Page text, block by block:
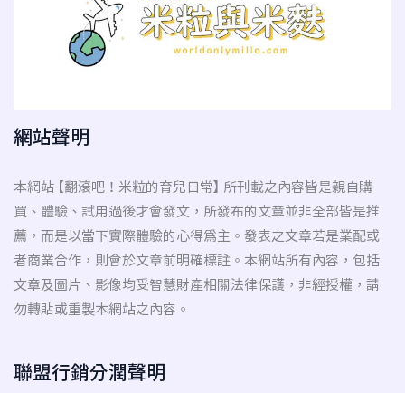
網站聲明
本網站 【翻滾吧！米粒的育兒日常】 所刊載之內容皆是親自購
買、體驗、試用過後才會發文，所發布的文章並非全部皆是推
薦，而是以當下實際體驗的心得為主。發表之文章若是業配或
者商業合作，則會於文章前明確標註。本網站所有內容，包括
文章及圖片、影像均受智慧財產相關法律保護，非經授權，請
勿轉貼或重製本網站之內容。
聯盟行銷分潤聲明